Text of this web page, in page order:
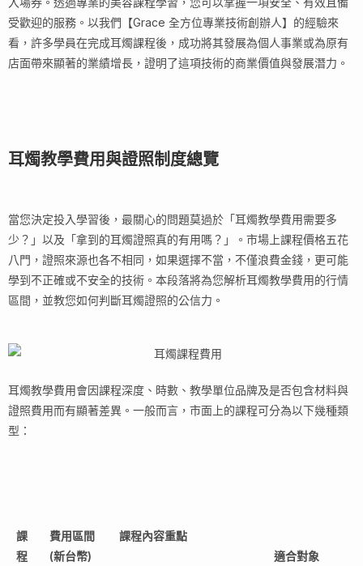
受歡迎的服務。以我們【Grace 全方位專業技術創辦人】的經驗來
看，許多學員在完成耳燭課程後，成功將其發展為個人事業或為原有
店面帶來顯著的業績增長，證明了這項技術的商業價值與發展潛力。
耳燭教學費用與證照制度總覽
當您決定投入學習後，最關心的問題莫過於「耳燭教學費用需要多
少？」以及「拿到的耳燭證照真的有用嗎？」。市場上課程價格五花
八門，證照來源也各不相同，如果選擇不當，不僅浪費金錢，更可能
學到不正確或不安全的技術。本段落將為您解析耳燭教學費用的行情
區間，並教您如何判斷耳燭證照的公信力。
耳燭教學費用會因課程深度、時數、教學單位品牌及是否包含材料與
證照費用而有顯著差異。一般而言，市面上的課程可分為以下幾種類
型：
課
程
費用區間
(新台幣)
課程內容重點
適合對象